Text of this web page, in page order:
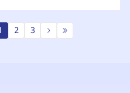
2 3